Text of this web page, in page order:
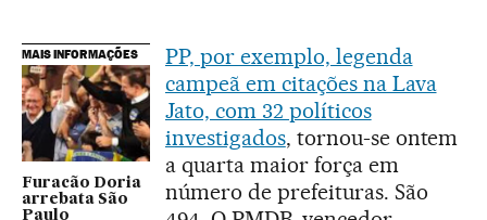
MAIS INFORMAÇÕES
Furacão Doria
arrebata São
Paulo
PP, por exemplo, legenda
campeã em citações na Lava
Jato, com 32 políticos
investigados, tornou-se ontem
a quarta maior força em
número de prefeituras. São